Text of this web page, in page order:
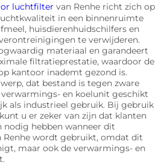
luchtfilter van Renhe richt zich op
in een binnenruimte
huisdierenhuidschilfers en
te verwijderen.
materiaal en garandeert
filtratieprestatie, waardoor de
kantoor inademt gezond is.
dat bestand is tegen zware
en koelunit geschikt
als industrieel gebruik. Bij gebruik
u er zeker van zijn dat klanten
nodig hebben wanneer dit
wordt gebruikt, omdat dit
maar ook de verwarmings- en